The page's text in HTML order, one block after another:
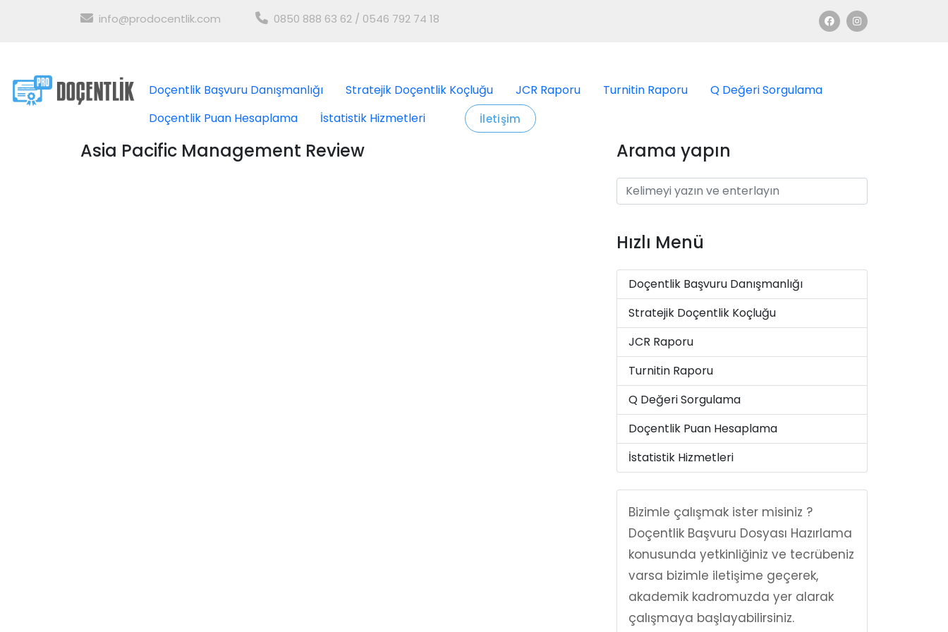
info@prodocentlik.com 0850 888 63 62 / 0546 792 74 18
Doçentlik Başvuru Danışmanlığı Stratejik Doçentlik Koçluğu JCR Raporu Turnitin Raporu
Q Değeri Sorgulama
Doçentlik Puan Hesaplama
İstatistik Hizmetleri İletişim
Asia Pacific Management Review Arama yapın
Hızlı Menü
Doçentlik Başvuru Danışmanlığı
Stratejik Doçentlik Koçluğu
JCR Raporu
Turnitin Raporu
Q Değeri Sorgulama
Doçentlik Puan Hesaplama
İstatistik Hizmetleri
Bizimle çalışmak ister misiniz ?
Doçentlik Başvuru Dosyası Hazırlama
konusunda yetkinliğiniz ve tecrübeniz
varsa bizimle iletişime geçerek,
akademik kadromuzda yer alarak
çalışmaya başlayabilirsiniz.